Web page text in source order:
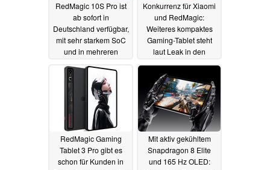
RedMagic 10S Pro ist
ab sofort in
Deutschland verfügbar,
mit sehr starkem SoC
und in mehreren
Modellversionen
18.06.2025
Konkurrenz für Xiaomi
und RedMagic:
Weiteres kompaktes
Gaming-Tablet steht
laut Leak in den
Startlöchern17.06.2025
RedMagic Gaming
Tablet 3 Pro gibt es
schon für Kunden in
Mit aktiv gekühltem
Snapdragon 8 Elite
und 165 Hz OLED: